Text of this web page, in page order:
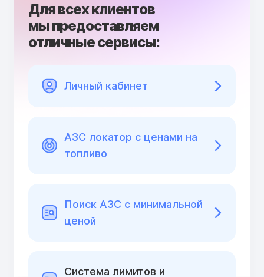
Для всех клиентов
мы предоставляем
отличные сервисы:
Личный кабинет
АЗС локатор с ценами на
топливо
Поиск АЗС с минимальной
ценой
Cистема лимитов и